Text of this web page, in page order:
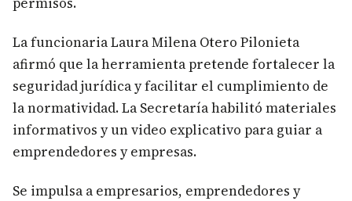
La funcionaria Laura Milena Otero Pilonieta
afirmó que la herramienta pretende fortalecer la
seguridad jurídica y facilitar el cumplimiento de
la normatividad. La Secretaría habilitó materiales
informativos y un video explicativo para guiar a
emprendedores y empresas.
Se impulsa a empresarios, emprendedores y